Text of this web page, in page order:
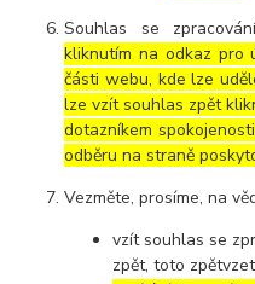
Souhlas se
kliknutím na odkaz pro
části webu, kde lze
lze vzít souhlas zpět
dotazníkem
odběru na straně
Vezměte, prosíme, na
vzít souhlas se
zpět, toto